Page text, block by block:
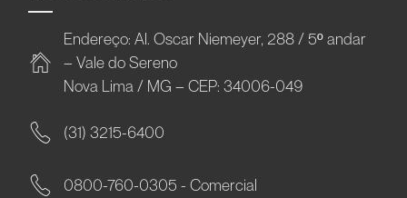
Endereço: Al. Oscar Niemeyer, 288 / 5º andar
– Vale do Sereno
Nova Lima / MG – CEP: 34006-049
(31) 3215-6400
0800-760-0305 - Comercial